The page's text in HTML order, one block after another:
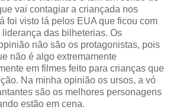
vai contagiar a criançada nos
foi visto lá pelos EUA que ficou com
das bilheterias. Os
não são os protagonistas, pois
não é algo extremamente
em filmes feito para crianças que
Na minha opinião os ursos, a vó
são os melhores personagens
estão em cena.